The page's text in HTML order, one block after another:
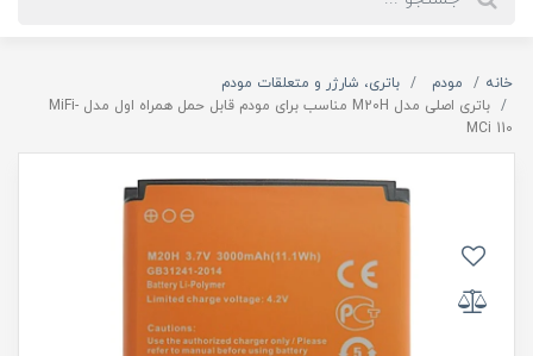
خانه مودم
باتری، شارژر و متعلقات مودم
باتری اصلی مدل M20H مناسب برای مودم قابل حمل همراه اول مدل MiFi-
MCi 110